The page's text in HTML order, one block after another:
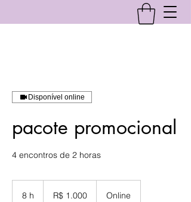
Disponível online
pacote promocional
4 encontros de 2 horas
8 h
brasileiros
R$ 1.000 Online